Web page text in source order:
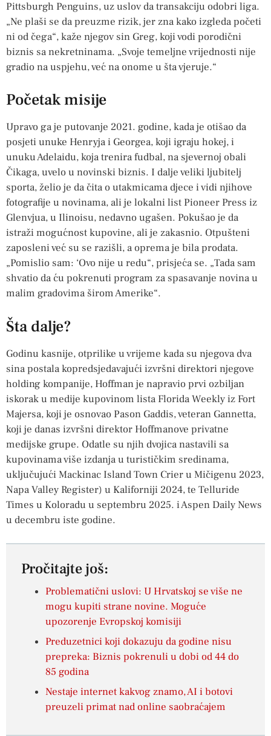
Pittsburgh Penguins, uz uslov da transakciju odobri liga.
„Ne plaši se da preuzme rizik, jer zna kako izgleda početi
ni od čega“, kaže njegov sin Greg, koji vodi porodični
biznis sa nekretninama. „Svoje temeljne vrijednosti nije
gradio na uspjehu, već na onome u šta vjeruje.“
Početak misije
Upravo ga je putovanje 2021. godine, kada je otišao da
posjeti unuke Henryja i Georgea, koji igraju hokej, i
unuku Adelaidu, koja trenira fudbal, na sjevernoj obali
Čikaga, uvelo u novinski biznis. I dalje veliki ljubitelj
sporta, želio je da čita o utakmicama djece i vidi njihove
fotografije u novinama, ali je lokalni list Pioneer Press iz
Glenvjua, u Ilinoisu, nedavno ugašen. Pokušao je da
istraži mogućnost kupovine, ali je zakasnio. Otpušteni
zaposleni već su se razišli, a oprema je bila prodata.
„Pomislio sam: ‘Ovo nije u redu“, prisjeća se. „Tada sam
shvatio da ću pokrenuti program za spasavanje novina u
malim gradovima širom Amerike“.
Šta dalje?
Godinu kasnije, otprilike u vrijeme kada su njegova dva
sina postala kopredsjedavajući izvršni direktori njegove
holding kompanije, Hoffman je napravio prvi ozbiljan
iskorak u medije kupovinom lista Florida Weekly iz Fort
Majersa, koji je osnovao Pason Gaddis, veteran Gannetta,
koji je danas izvršni direktor Hoffmanove privatne
medijske grupe. Odatle su njih dvojica nastavili sa
kupovinama više izdanja u turističkim sredinama,
uključujući Mackinac Island Town Crier u Mičigenu 2023,
Napa Valley Register) u Kaliforniji 2024, te Telluride
Times u Koloradu u septembru 2025. i Aspen Daily News
u decembru iste godine.
Pročitajte još:
Problematični uslovi: U Hrvatskoj se više ne
mogu kupiti strane novine. Moguće
upozorenje Evropskoj komisiji
Preduzetnici koji dokazuju da godine nisu
prepreka: Biznis pokrenuli u dobi od 44 do
85 godina
Nestaje internet kakvog znamo, AI i botovi
preuzeli primat nad online saobraćajem